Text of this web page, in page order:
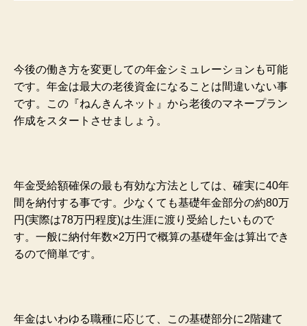
今後の働き方を変更しての年金シミュレーションも可能
です。年金は最大の老後資金になることは間違いない事
です。この『ねんきんネット』から老後のマネープラン
作成をスタートさせましょう。
年金受給額確保の最も有効な方法としては、確実に40年
間を納付する事です。少なくても基礎年金部分の約80万
円(実際は78万円程度)は生涯に渡り受給したいもので
す。一般に納付年数×2万円で概算の基礎年金は算出でき
るので簡単です。
年金はいわゆる職種に応じて、この基礎部分に2階建て